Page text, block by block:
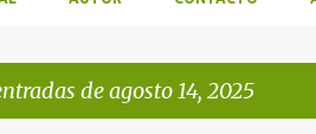
de agosto 14, 2025